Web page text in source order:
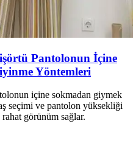
Pantolonun İçine
Yöntemleri
içine sokmadan giymek
seçimi ve pantolon yüksekliği
görünüm sağlar.